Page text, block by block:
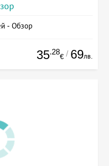
- Обзор
35.28
€ / 69лв.